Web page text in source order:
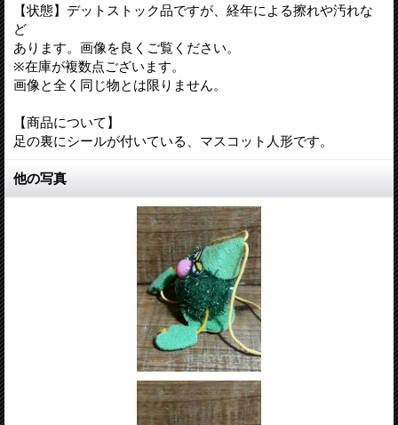
【状態】デットストック品ですが、経年による擦れや汚れな
ど
あります。画像を良くご覧ください。
※在庫が複数点ございます。
画像と全く同じ物とは限りません。
【商品について】
足の裏にシールが付いている、マスコット人形です。
他の写真